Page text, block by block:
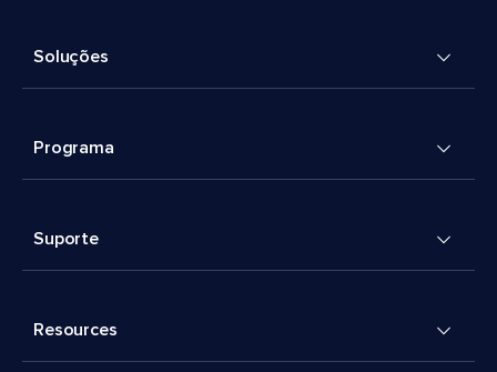
Soluções
Programa
Suporte
Resources